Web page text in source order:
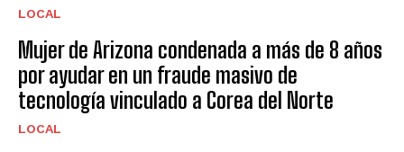
LOCAL
Mujer de Arizona condenada a más de 8 años
por ayudar en un fraude masivo de
tecnología vinculado a Corea del Norte
LOCAL